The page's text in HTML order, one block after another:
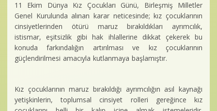
Baro Bültenleri
Diğer
İletişim
11 Ekim Dünya Kız Çocukları Günü, Birleşmiş Milletler
Genel Kurulunda alınan karar neticesinde; kız çocuklarının
cinsiyetlerinden ötürü maruz bırakıldıkları ayrımcılık,
istismar, eşitsizlik gibi hak ihlallerine dikkat çekerek bu
konuda farkındalığın artırılması ve kız çocuklarının
güçlendirilmesi amacıyla kutlanmaya başlamıştır.
Kız çocuklarının maruz bırakıldığı ayrımcılığın asıl kaynağı
yetişkinlerin, toplumsal cinsiyet rolleri gereğince kız